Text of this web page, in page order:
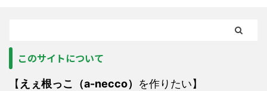
このサイトについて
【 えぇ根っこ（a-necco） を作りたい】